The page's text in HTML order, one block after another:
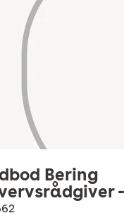
Bering